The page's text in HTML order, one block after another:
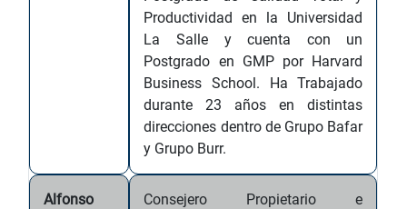
Productividad en la Universidad
La Salle y cuenta con un
Postgrado en GMP por Harvard
Business School. Ha Trabajado
durante 23 años en distintas
direcciones dentro de Grupo Bafar
y Grupo Burr.
Alfonso
Consejero Propietario e